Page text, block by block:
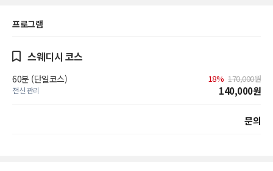
프로그램
스웨디시 코스
60분 (단일코스)
전신 관리
18% 170,000원
140,000원
문의